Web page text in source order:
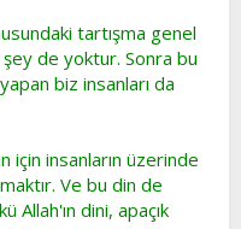
tartışma genel
de yoktur. Sonra bu
biz insanları da
için insanların üzerinde
Ve bu din de
Allah'ın dini, apaçık